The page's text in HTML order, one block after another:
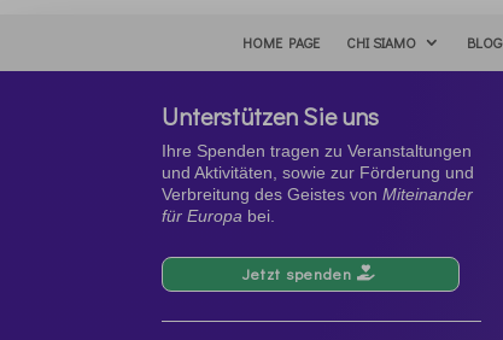
HOME PAGE CHI SIAMO BLOG
Unterstützen Sie uns
Ihre Spenden tragen zu Veranstaltungen
und Aktivitäten, sowie zur Förderung und
Verbreitung des Geistes vonMiteinander
für Europa bei.
Jetzt spenden